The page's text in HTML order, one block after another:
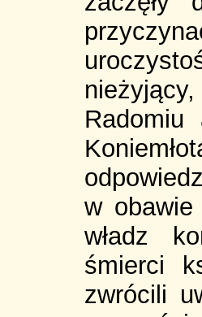
w
władz
śmierci
zwrócili